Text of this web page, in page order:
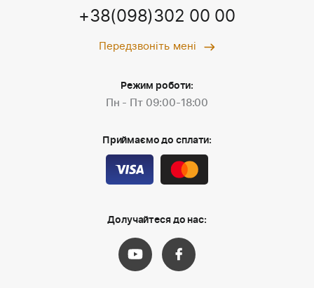
+38(098)302 00 00
Передзвоніть мені
Режим роботи:
Пн - Пт 09:00-18:00
Приймаємо до сплати:
Долучайтеся до нас: